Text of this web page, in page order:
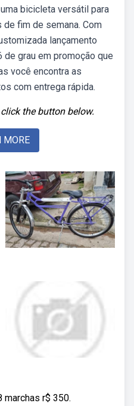
bicicleta versátil para
fim de semana. Com
lançamento
grau em promoção que
você encontra as
com entrega rápida.
the button below.
MORE
r$ 350.